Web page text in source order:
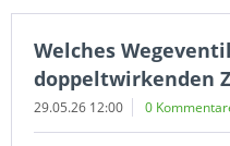
Welches
doppeltwirkenden
29.05.26 12:00 0